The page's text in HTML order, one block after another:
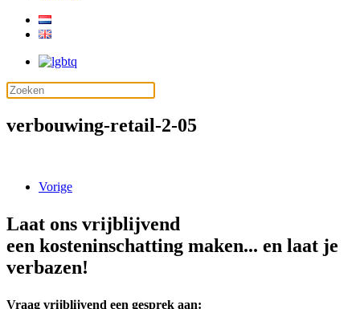
verbouwing-retail-2-05
Vorige
Laat ons vrijblijvend
een kosteninschatting maken... en laat je
verbazen!
Vraag vrijblijvend een gesprek aan: